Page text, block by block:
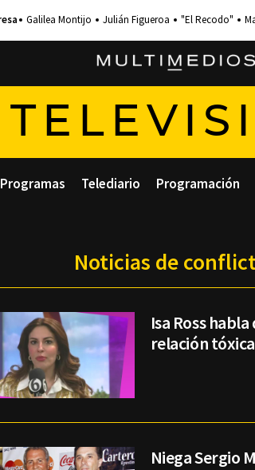
Galilea Montijo Julián Figueroa "El Recodo"
Programas Telediario Programación
Noticias de
Isa Ross
relación tóxica
Niega Sergio